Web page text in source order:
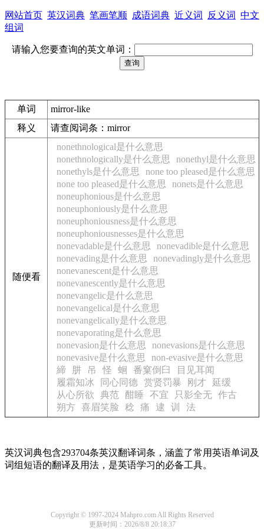
网站首页 英汉词典 笔画笔顺 成语词典 近义词 反义词 中文
组词
请输入您要查询的英文单词：
单词
mirror-like
释义
请查阅词条：mirror
随便看
nonethnological是什么意思
nonethnologically是什么意思
nonethyl是什么意思
nonethyls是什么意思
none too pleased是什么意思
none too pleased是什么意思
nonets是什么意思
noneuphonious是什么意思
noneuphoniously是什么意思
noneuphoniousness是什么意思
noneuphoniousnesses是什么意思
nonevadable是什么意思
nonevadible是什么意思
nonevading是什么意思
nonevadingly是什么意思
nonevanescent是什么意思
nonevanescently是什么意思
nonevangelic是什么意思
nonevangelical是什么意思
nonevangelically是什么意思
nonevaporating是什么意思
nonevasion是什么意思
nonevasions是什么意思
nonevasive是什么意思
non-evasive是什么意思
締
肼 吊 怪 蛔 番窠倒臼
目见耳闻
履霜知冰
同心同德 赏贤罚暴 刚才
延缓
从心所欲
典范 酣睡 不宜 只影全无 作古
朔方 喜眉笑脸 稔 痛 逮 训 法
英汉词典包含293704条英汉翻译词条，涵盖了常用英语单词及
词组短语的翻译及用法，是英语学习的必备工具。
Copyright © 1997-2024 Mahpro.com All Rights Reserved
更新时间：2026/8/8 20:18:37